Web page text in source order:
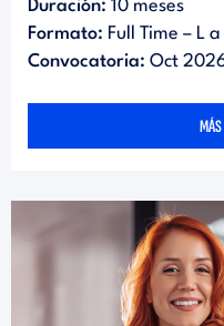
Duración: 10 meses
Formato: Full Time – L
Convocatoria: Oct